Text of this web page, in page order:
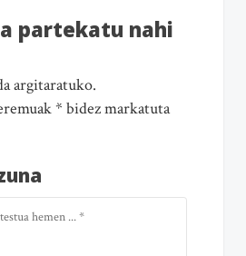
partekatu nahi
argitaratuko.
* bidez markatuta